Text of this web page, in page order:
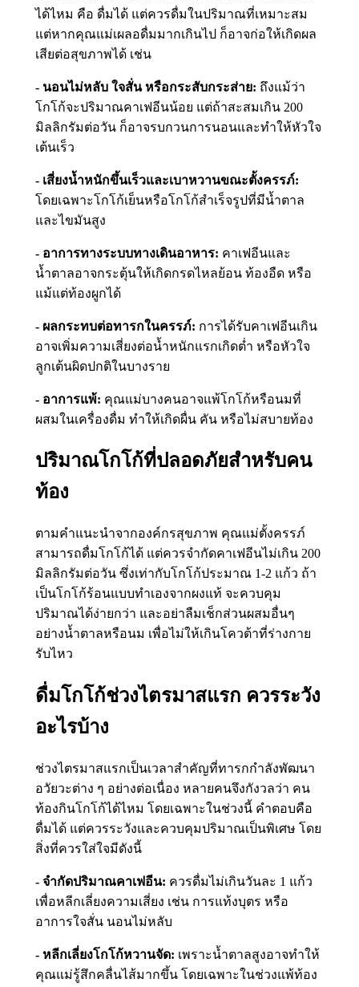
ได้ไหม คือ ดื่มได้ แต่ควรดื่มในปริมาณที่เหมาะสม
แต่หากคุณแม่เผลอดื่มมากเกินไป ก็อาจก่อให้เกิดผล
เสียต่อสุขภาพได้ เช่น
- นอนไม่หลับ ใจสั่น หรือกระสับกระส่าย: ถึงแม้ว่า
โกโก้จะปริมาณคาเฟอีนน้อย แต่ถ้าสะสมเกิน 200
มิลลิกรัมต่อวัน ก็อาจรบกวนการนอนและทำให้หัวใจ
เต้นเร็ว
- เสี่ยงน้ำหนักขึ้นเร็วและเบาหวานขณะตั้งครรภ์:
โดยเฉพาะโกโก้เย็นหรือโกโก้สำเร็จรูปที่มีน้ำตาล
และไขมันสูง
- อาการทางระบบทางเดินอาหาร: คาเฟอีนและ
น้ำตาลอาจกระตุ้นให้เกิดกรดไหลย้อน ท้องอืด หรือ
แม้แต่ท้องผูกได้
- ผลกระทบต่อทารกในครรภ์: การได้รับคาเฟอีนเกิน
อาจเพิ่มความเสี่ยงต่อน้ำหนักแรกเกิดต่ำ หรือหัวใจ
ลูกเต้นผิดปกติในบางราย
- อาการแพ้: คุณแม่บางคนอาจแพ้โกโก้หรือนมที่
ผสมในเครื่องดื่ม ทำให้เกิดผื่น คัน หรือไม่สบายท้อง
ปริมาณโกโก้ที่ปลอดภัยสำหรับคน
ท้อง
ตามคำแนะนำจากองค์กรสุขภาพ คุณแม่ตั้งครรภ์
สามารถดื่มโกโก้ได้ แต่ควรจำกัดคาเฟอีนไม่เกิน 200
มิลลิกรัมต่อวัน ซึ่งเท่ากับโกโก้ประมาณ 1-2 แก้ว ถ้า
เป็นโกโก้ร้อนแบบทำเองจากผงแท้ จะควบคุม
ปริมาณได้ง่ายกว่า และอย่าลืมเช็กส่วนผสมอื่นๆ
อย่างน้ำตาลหรือนม เพื่อไม่ให้เกินโควต้าที่ร่างกาย
รับไหว
ดื่มโกโก้ช่วงไตรมาสแรก ควรระวัง
อะไรบ้าง
ช่วงไตรมาสแรกเป็นเวลาสำคัญที่ทารกกำลังพัฒนา
อวัยวะต่าง ๆ อย่างต่อเนื่อง หลายคนจึงกังวลว่า คน
ท้องกินโกโก้ได้ไหม โดยเฉพาะในช่วงนี้ คำตอบคือ
ดื่มได้ แต่ควรระวังและควบคุมปริมาณเป็นพิเศษ โดย
สิ่งที่ควรใส่ใจมีดังนี้
- จำกัดปริมาณคาเฟอีน: ควรดื่มไม่เกินวันละ 1 แก้ว
เพื่อหลีกเลี่ยงความเสี่ยง เช่น การแท้งบุตร หรือ
อาการใจสั่น นอนไม่หลับ
- หลีกเลี่ยงโกโก้หวานจัด: เพราะน้ำตาลสูงอาจทำให้
คุณแม่รู้สึกคลื่นไส้มากขึ้น โดยเฉพาะในช่วงแพ้ท้อง